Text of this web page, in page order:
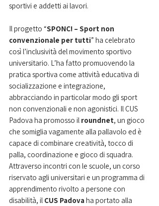
sportivi e addetti ai lavori.
Il progetto “SPONC! – Sport non
convenzionale per tutti” ha celebrato
così l’inclusività del movimento sportivo
universitario. L’ha fatto promuovendo la
pratica sportiva come attività educativa di
socializzazione e integrazione,
abbracciando in particolar modo gli sport
non convenzionali e non agonistici. Il CUS
Padova ha promosso il roundnet, un gioco
che somiglia vagamente alla pallavolo ed è
capace di combinare creatività, tocco di
palla, coordinazione e gioco di squadra.
Attraverso incontri con le scuole, un corso
riservato agli universitari e un programma di
apprendimento rivolto a persone con
disabilità, il CUS Padova ha portato alla